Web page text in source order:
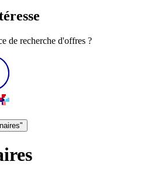
de recherche d'offres ?